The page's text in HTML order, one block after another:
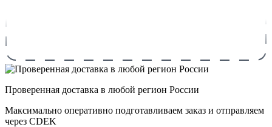
Проверенная доставка в любой регион России
Максимально оперативно подготавливаем заказ и отправляем
через CDEK